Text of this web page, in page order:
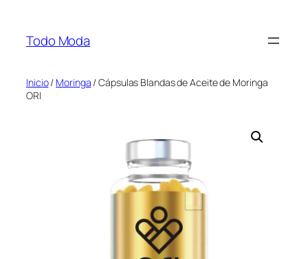
contenido
Todo Moda
Inicio/ Moringa / Cápsulas Blandas de Aceite de Moringa
ORI